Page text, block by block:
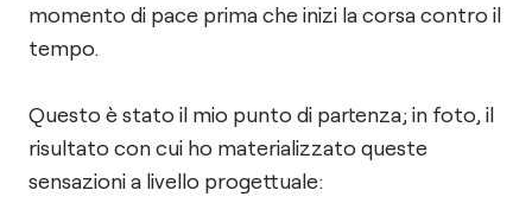
momento di pace prima che inizi la corsa contro il
tempo.
Questo è stato il mio punto di partenza; in foto, il
risultato con cui ho materializzato queste
sensazioni a livello progettuale: